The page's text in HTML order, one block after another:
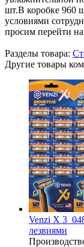
шт.В коробке 960
условиями
просим перейти
Разделы товара:
Другие товары
Venzi X
лезвиями